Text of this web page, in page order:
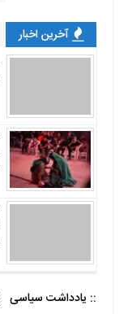
آخرین اخبار
:: یادداشت سیاسی